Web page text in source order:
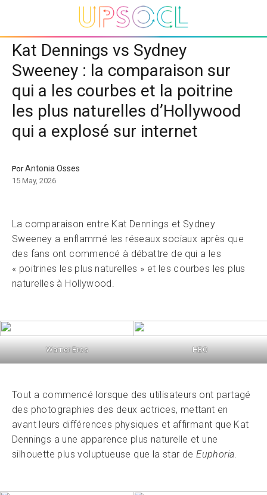
Kat Dennings vs Sydney
Sweeney : la comparaison sur
qui a les courbes et la poitrine
les plus naturelles d’Hollywood
qui a explosé sur internet
PorAntonia Osses
15 May, 2026
La comparaison entre Kat Dennings et Sydney
Sweeney a enflammé les réseaux sociaux après que
des fans ont commencé à débattre de qui a les
« poitrines les plus naturelles » et les courbes les plus
naturelles à Hollywood.
Warner Bros HBO
Tout a commencé lorsque des utilisateurs ont partagé
des photographies des deux actrices, mettant en
avant leurs différences physiques et affirmant que Kat
Dennings a une apparence plus naturelle et une
silhouette plus voluptueuse que la star deEuphoria